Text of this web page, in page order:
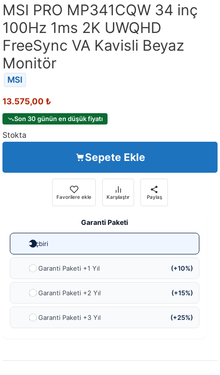
MSI PRO MP341CQW 34 inç
100Hz 1ms 2K UWQHD
FreeSync VA Kavisli Beyaz
Monitör
MSI
13.575,00 ₺
Son 30 günün en düşük fiyatı
Stokta
Sepete Ekle
Favorilere ekle Karşılaştır Paylaş
Garanti Paketi
Hiçbiri
Ek Garanti Paketi +1 Yıl (+10%)
Ek Garanti Paketi +2 Yıl (+15%)
Ek Garanti Paketi +3 Yıl (+25%)